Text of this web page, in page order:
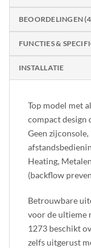
BEOORDELINGEN
FUNCTIES &
INSTALLATIE
Top model met
compact design
Geen
Heating,
(backflow
Betrouwbare
voor de ultieme
1273 beschikt
zelfs uitgerust